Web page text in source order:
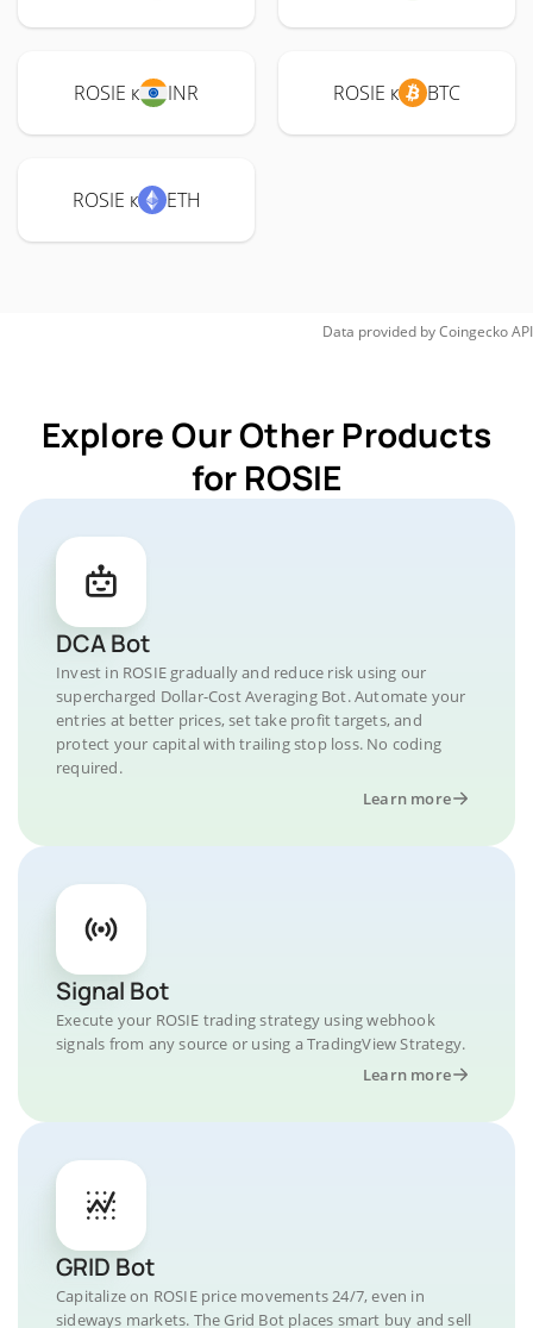
ROSIE к INR ROSIE к BTC
ROSIE к ETH
Data provided byCoingeckoAPI
Explore Our Other Products
for ROSIE
DCA Bot
Invest in ROSIE gradually and reduce risk using our
supercharged Dollar-Cost Averaging Bot. Automate your
entries at better prices, set take profit targets, and
protect your capital with trailing stop loss. No coding
required.
Learn more
Signal Bot
Execute your ROSIE trading strategy using webhook
signals from any source or using a TradingView Strategy.
Learn more
GRID Bot
Capitalize on ROSIE price movements 24/7, even in
sideways markets. The Grid Bot places smart buy and sell